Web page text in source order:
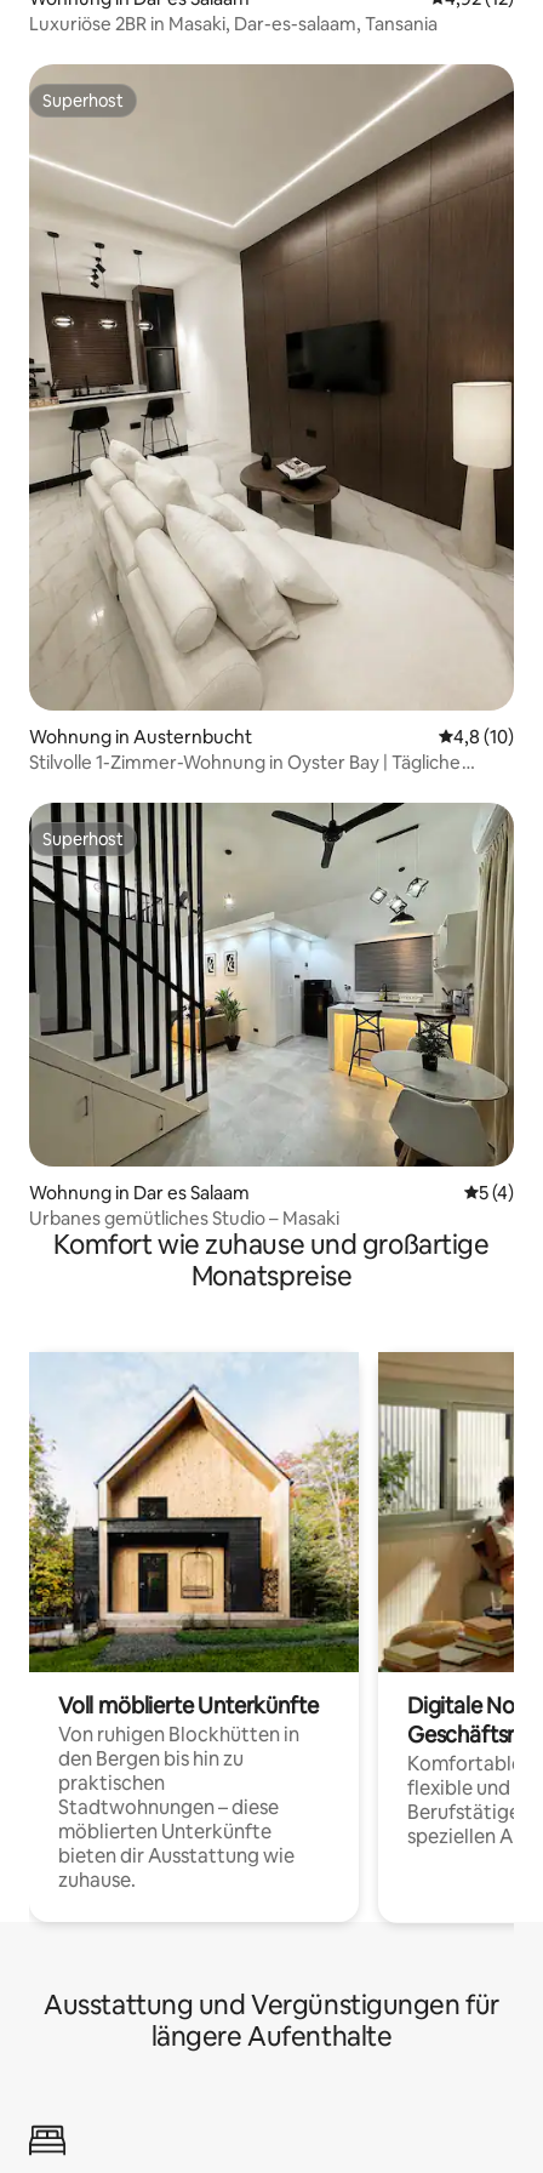
Luxuriöse 2BR in Masaki, Dar-es-salaam, Tansania
Superhost
Superhost
Wohnung in Austernbucht
4,8 (10)
Stilvolle 1-Zimmer-Wohnung in Oyster Bay | Tägliche
Superhost
Superhost
Wohnung in Dar es Salaam
5 (4)
Urbanes gemütliches Studio – Masaki
Komfort wie zuhause und großartige
Monatspreise
Voll möblierte Unterkünfte
Von ruhigen Blockhütten in
den Bergen bis hin zu
praktischen
Stadtwohnungen – diese
möblierten Unterkünfte
bieten dir Ausstattung wie
zuhause.
Digitale
Komfortable
flexible und
Berufstätige
speziellen
Ausstattung und Vergünstigungen für
längere Aufenthalte